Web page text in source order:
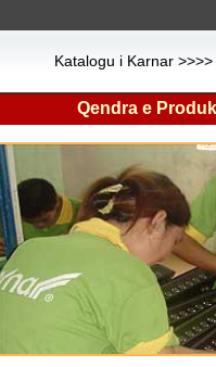
Katalogu i Karnar >>>>
Qendra e